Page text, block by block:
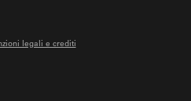
legali e crediti